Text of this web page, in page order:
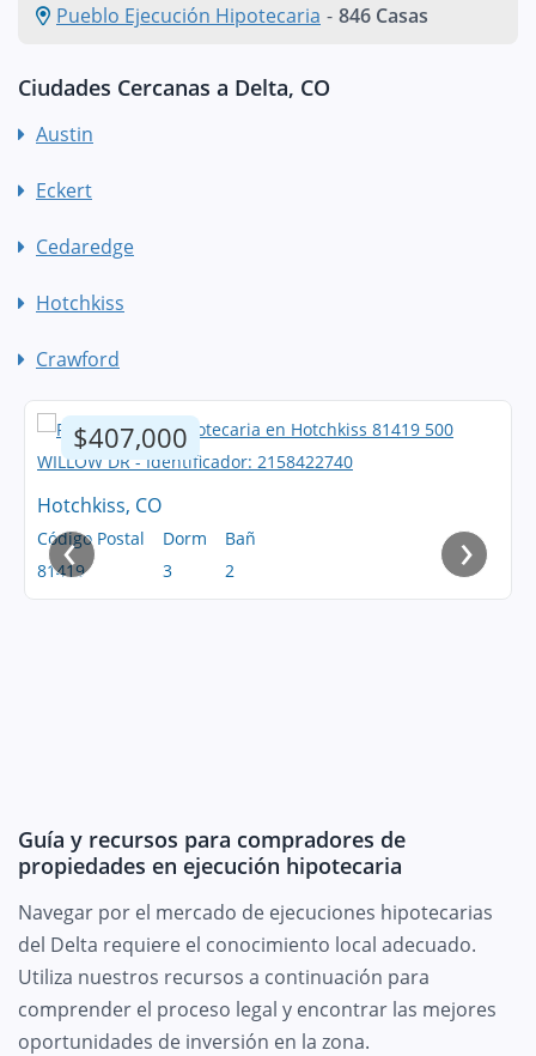
Pueblo Ejecución Hipotecaria - 846 Casas
Ciudades Cercanas a Delta, CO
Austin
Eckert
Cedaredge
Hotchkiss
Crawford
$407,000
Hotchkiss, CO
Código Postal
81419
Dorm
3
Bañ
2
‹ ›
Guía y recursos para compradores de
propiedades en ejecución hipotecaria
Navegar por el mercado de ejecuciones hipotecarias
del Delta requiere el conocimiento local adecuado.
Utiliza nuestros recursos a continuación para
comprender el proceso legal y encontrar las mejores
oportunidades de inversión en la zona.